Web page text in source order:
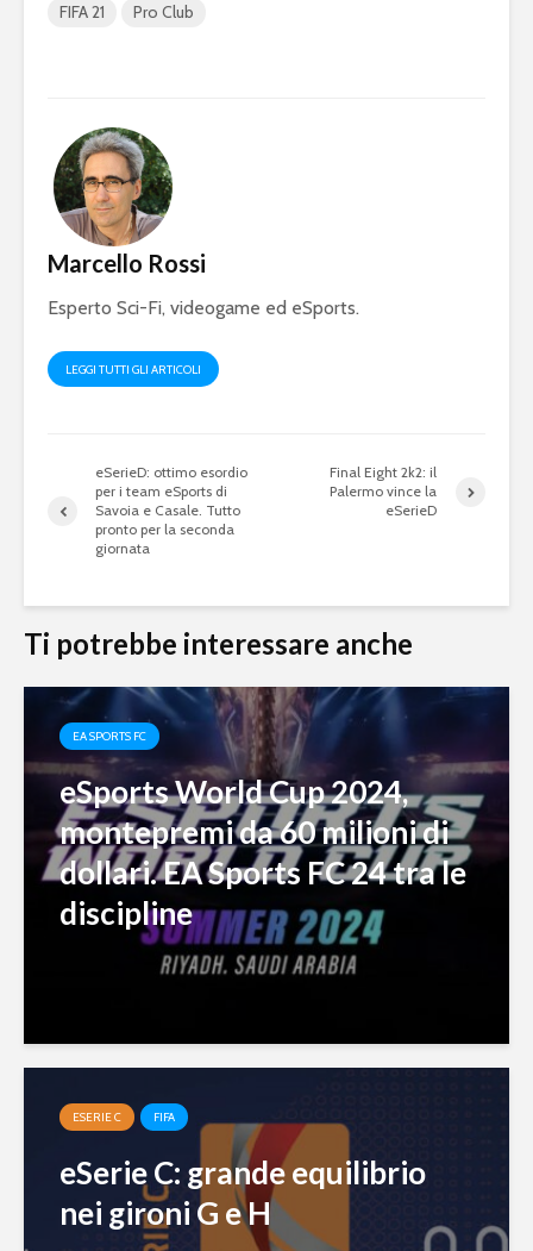
FIFA 21 Pro Club
Marcello Rossi
Esperto Sci-Fi, videogame ed eSports.
LEGGI TUTTI GLI ARTICOLI
eSerieD: ottimo esordio
per i team eSports di
Savoia e Casale. Tutto
pronto per la seconda
giornata
Final Eight 2k2: il
Palermo vince la
eSerieD
Ti potrebbe interessare anche
EA SPORTS FC
eSports World Cup 2024,
montepremi da 60 milioni di
dollari. EA Sports FC 24 tra le
discipline
ESERIE C FIFA
eSerie C: grande equilibrio
nei gironi G e H
Fifa 20: Cristiano
Ronaldo nel dream
febbraio la Epic
capitolo 2